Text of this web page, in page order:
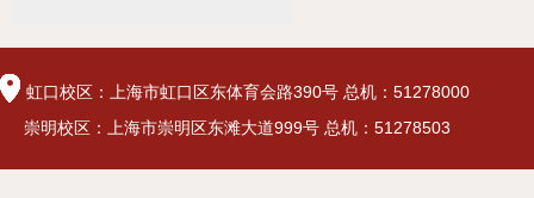
虹口校区：上海市虹口区东体育会路390号 总机：51278000
崇明校区：上海市崇明区东滩大道999号 总机：51278503